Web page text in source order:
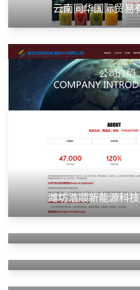
云南同华国际贸易
潍坊浩顺新能源科